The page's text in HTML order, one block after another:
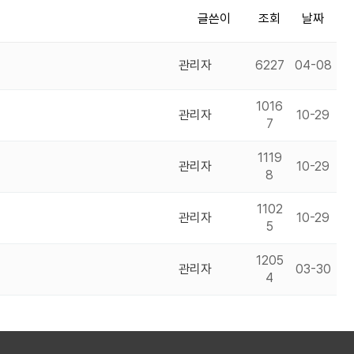
글쓴이 조회 날짜
관리자 6227 04-08
관리자
1016
7
10-29
관리자
1119
8
10-29
관리자
1102
5
10-29
관리자
1205
4
03-30